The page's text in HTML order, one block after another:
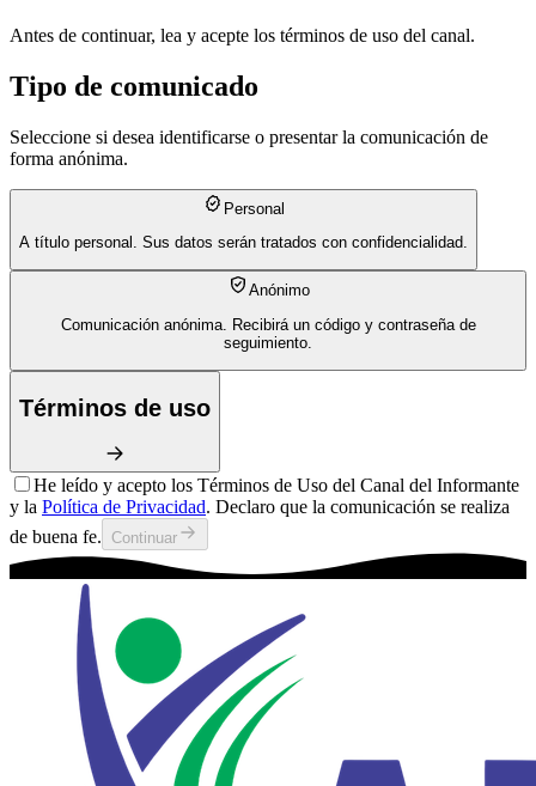
Antes de continuar, lea y acepte los términos de uso del canal.
Tipo de comunicado
Seleccione si desea identificarse o presentar la comunicación de
forma anónima.
Personal
A título personal. Sus datos serán tratados con confidencialidad.
Anónimo
Comunicación anónima. Recibirá un código y contraseña de
seguimiento.
Términos de uso
He leído y acepto los Términos de Uso del Canal del Informante
y la Política de Privacidad. Declaro que la comunicación se realiza
de buena fe.
Continuar